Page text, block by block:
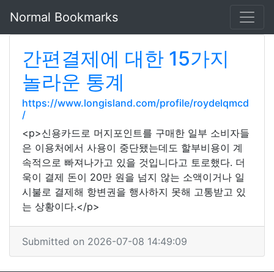
Normal Bookmarks
간편결제에 대한 15가지
놀라운 통계
https://www.longisland.com/profile/roydelqmcd
/
<p>신용카드로 머지포인트를 구매한 일부 소비자들
은 이용처에서 사용이 중단됐는데도 할부비용이 계
속적으로 빠져나가고 있을 것입니다고 토로했다. 더
욱이 결제 돈이 20만 원을 넘지 않는 소액이거나 일
시불로 결제해 항변권을 행사하지 못해 고통받고 있
는 상황이다.</p>
Submitted on 2026-07-08 14:49:09